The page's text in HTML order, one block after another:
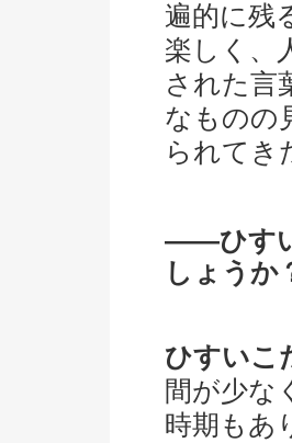
遍的に残
楽しく、
された言
なものの
られてき
――ひす
しょうか
ひすいこ
間が少な
時期もあ